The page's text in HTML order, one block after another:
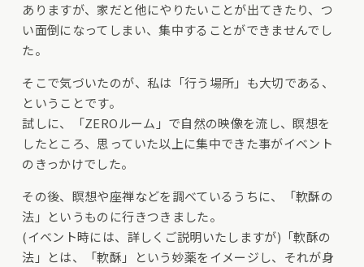
ありますが、家だと他にやりたいことが出てきたり、つ
い面倒になってしまい、集中することができませんでし
た。
そこで気づいたのが、私は「行う場所」も大切である、
ということです。
試しに、「ZEROルーム」で自然の映像を流し、瞑想を
したところ、思っていた以上に集中できた事がイベント
のきっかけでした。
その後、瞑想や座禅などを調べているうちに、「軟酥の
法」というものに行きつきました。
(イベント時には、詳しくご説明いたしますが)「軟酥の
法」とは、「軟酥」という妙薬をイメージし、それが身